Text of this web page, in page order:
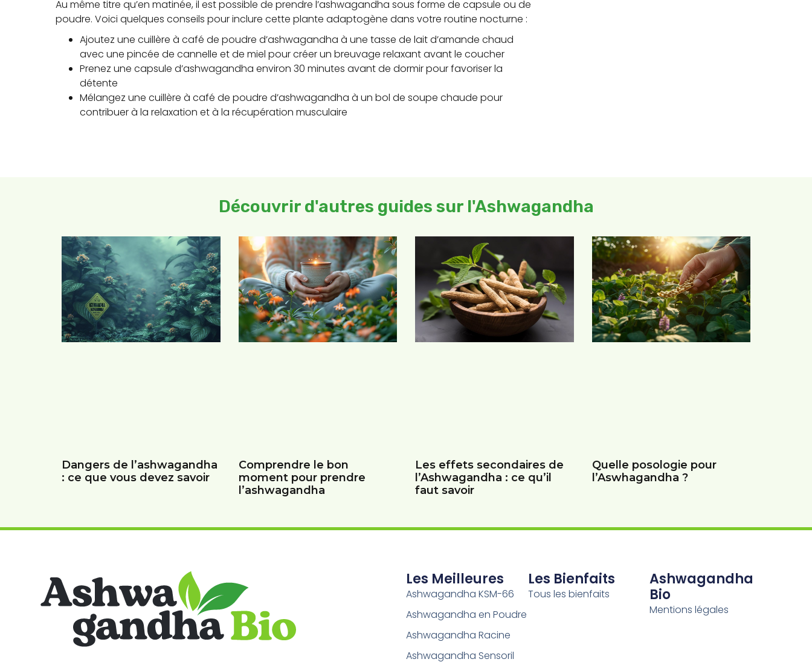
Au même titre qu’en matinée, il est possible de prendre l’ashwagandha sous forme de capsule ou de
poudre. Voici quelques conseils pour inclure cette plante adaptogène dans votre routine nocturne :
Ajoutez une cuillère à café de poudre d’ashwagandha à une tasse de lait d’amande chaud
avec une pincée de cannelle et de miel pour créer un breuvage relaxant avant le coucher
Prenez une capsule d’ashwagandha environ 30 minutes avant de dormir pour favoriser la
détente
Mélangez une cuillère à café de poudre d’ashwagandha à un bol de soupe chaude pour
contribuer à la relaxation et à la récupération musculaire
Découvrir d'autres guides sur l'Ashwagandha
Dangers de l’ashwagandha
: ce que vous devez savoir
Comprendre le bon
moment pour prendre
l’ashwagandha
Les effets secondaires de
l’Ashwagandha : ce qu’il
faut savoir
Quelle posologie pour
l’Aswhagandha ?
Les Meilleures
Ashwagandha KSM-66
Ashwagandha en Poudre
Ashwagandha Racine
Ashwagandha Sensoril
Les Bienfaits
Tous les bienfaits
Ashwagandha
Bio
Mentions légales